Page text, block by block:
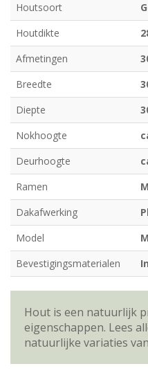
Houtsoort
Houtdikte
Afmetingen
Breedte
Diepte
Nokhoogte
Deurhoogte
Ramen
Dakafwerking
Model
Bevestigingsmaterialen
Hout is een natuurlijk
eigenschappen. Lees
natuurlijke variaties